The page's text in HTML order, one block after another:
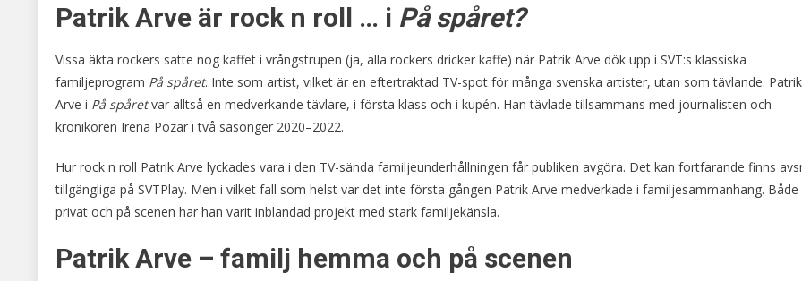
Patrik Arve är rock n roll … i På spåret?
Vissa äkta rockers satte nog kaffet i vrångstrupen (ja, alla rockers dricker kaffe) när Patrik Arve dök upp i SVT:s klassiska
familjeprogram På spåret. Inte som artist, vilket är en eftertraktad TV-spot för många svenska artister, utan som tävlande. Patrik
Arve i På spåretvar alltså en medverkande tävlare, i första klass och i kupén. Han tävlade tillsammans med journalisten och
krönikören Irena Pozar i två säsonger 2020–2022.
Hur rock n roll Patrik Arve lyckades vara i den TV-sända familjeunderhållningen får publiken avgöra. Det kan fortfarande finns
tillgängliga på SVTPlay. Men i vilket fall som helst var det inte första gången Patrik Arve medverkade i familjesammanhang. Både
privat och på scenen har han varit inblandad projekt med stark familjekänsla.
Patrik Arve – familj hemma och på scenen